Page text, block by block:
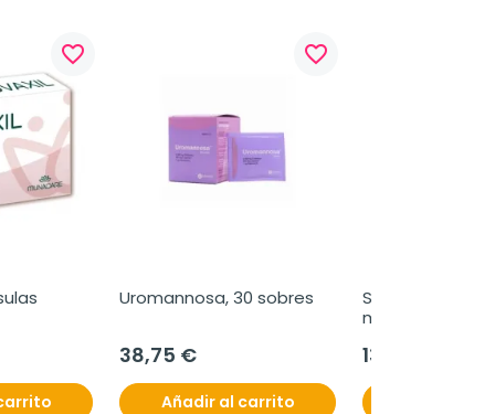
favorite_border favorite_border
Uromannosa, 30 sobres
38,75 €
Añadir al carrito
Souvenaid
ml
13,50 €